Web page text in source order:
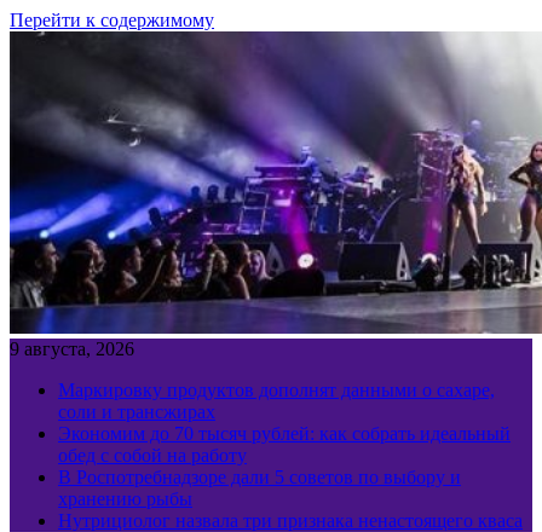
Перейти к содержимому
9 августа, 2026
Маркировку продуктов дополнят данными о сахаре,
соли и трансжирах
Экономим до 70 тысяч рублей: как собрать идеальный
обед с собой на работу
В Роспотребнадзоре дали 5 советов по выбору и
хранению рыбы
Нутрициолог назвала три признака ненастоящего кваса